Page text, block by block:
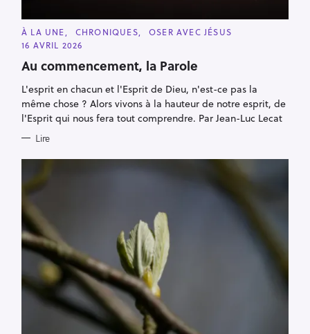
C
A
T
G
R
I
E
S
À LA UNE CHRONIQUES
OSER AVEC JÉSUS
16 AVRIL 2026
Au commencement, la Parole
L'esprit en chacun et l'Esprit de Dieu, n'est-ce pas la
même chose ? Alors vivons à la hauteur de notre esprit, de
l'Esprit qui nous fera tout comprendre. Par Jean-Luc Lecat
Lire